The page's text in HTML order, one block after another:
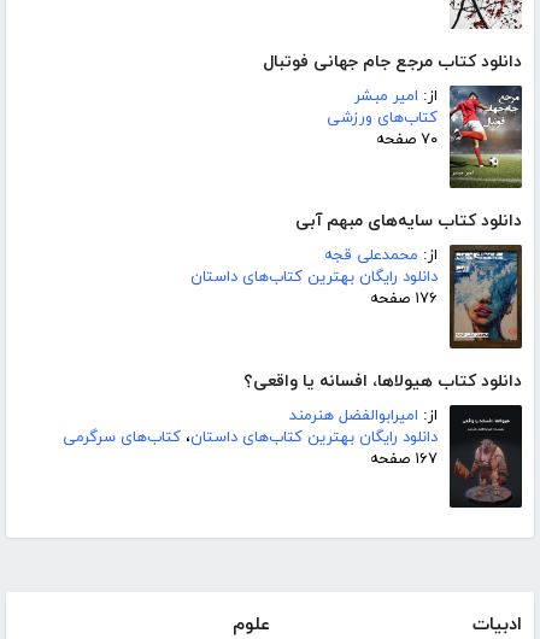
دانلود کتاب مرجع جام جهانی فوتبال
از: امیر مبشر
کتاب‌های ورزشی
۷۰ صفحه
دانلود کتاب سایه‌های مبهم آبی
از: محمدعلی قجه
دانلود رایگان بهترین کتاب‌های داستان
۱۷۶ صفحه
دانلود کتاب هیولاها، افسانه یا واقعی؟
از: امیرابوالفضل هنرمند
دانلود رایگان بهترین کتاب‌های داستان، کتاب‌های سرگرمی
۱۶۷ صفحه
ادبیات علوم